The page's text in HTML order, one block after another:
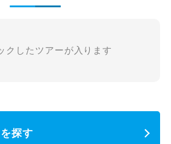
クしたツアーが入ります
探す